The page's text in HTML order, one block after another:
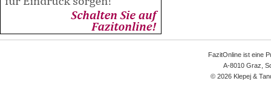
FazitOnline ist eine
A-8010 Graz,
© 2026 Klepej &